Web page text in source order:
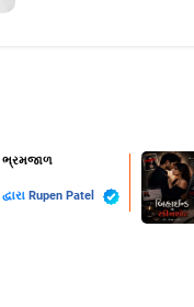
ભ્રમજાળ
દ્વારા Rupen Patel